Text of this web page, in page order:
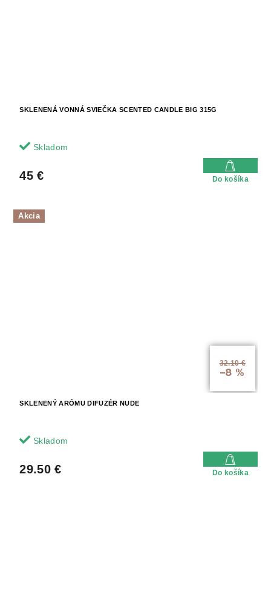
SKLENENÁ VONNÁ SVIEČKA SCENTED CANDLE BIG 315G
Skladom
45 € Do košíka
Akcia
32.10 €
–8 %
SKLENENÝ ARÓMU DIFUZÉR NUDE
Skladom
29.50 € Do košíka